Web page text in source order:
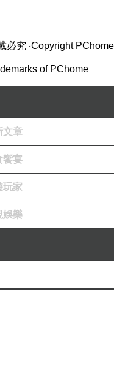
必究 ‧Copyright PChome
of PChome
文章
饗宴
玩家
娛樂